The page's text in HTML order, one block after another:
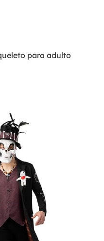
para adulto